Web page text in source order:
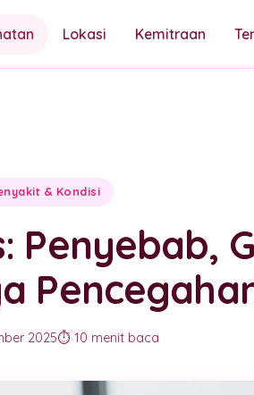
Lokasi Kemitraan
& Kondisi
Penyebab,
2025⏱️ 10 menit baca